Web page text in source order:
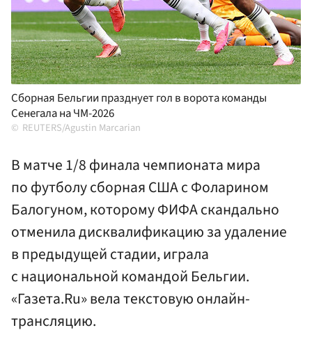
Сборная Бельгии празднует гол в ворота команды
Сенегала на ЧМ-2026
REUTERS/Agustin Marcarian
В матче 1/8 финала чемпионата мира
по футболу сборная США с Фоларином
Балогуном, которому ФИФА скандально
отменила дисквалификацию за удаление
в предыдущей стадии, играла
с национальной командой Бельгии.
«Газета.Ru» вела текстовую онлайн-
трансляцию.